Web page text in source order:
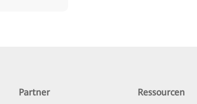
Partner Ressourcen